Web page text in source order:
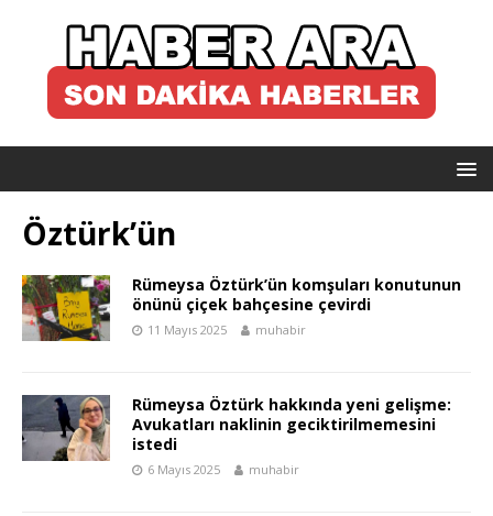
Öztürk’ün
Rümeysa Öztürk’ün komşuları konutunun
önünü çiçek bahçesine çevirdi
11 Mayıs 2025 muhabir
Rümeysa Öztürk hakkında yeni gelişme:
Avukatları naklinin geciktirilmemesini
istedi
6 Mayıs 2025 muhabir